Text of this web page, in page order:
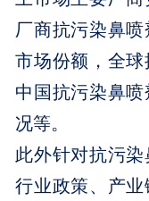
厂商抗污染鼻
市场份额，全球
中国抗污染鼻
况等。
此外针对抗污染
行业政策、产